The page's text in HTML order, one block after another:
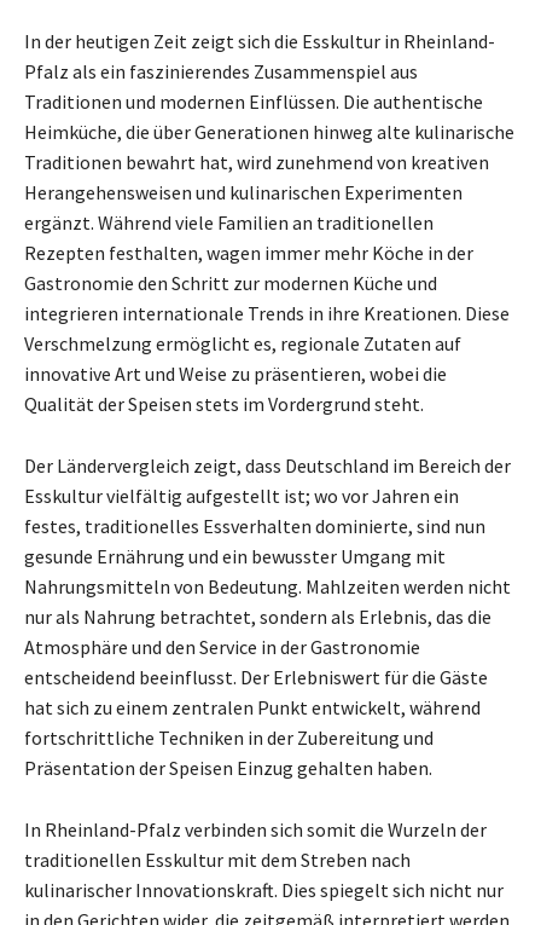
In der heutigen Zeit zeigt sich die Esskultur in Rheinland-
Pfalz als ein faszinierendes Zusammenspiel aus
Traditionen und modernen Einflüssen. Die authentische
Heimküche, die über Generationen hinweg alte kulinarische
Traditionen bewahrt hat, wird zunehmend von kreativen
Herangehensweisen und kulinarischen Experimenten
ergänzt. Während viele Familien an traditionellen
Rezepten festhalten, wagen immer mehr Köche in der
Gastronomie den Schritt zur modernen Küche und
integrieren internationale Trends in ihre Kreationen. Diese
Verschmelzung ermöglicht es, regionale Zutaten auf
innovative Art und Weise zu präsentieren, wobei die
Qualität der Speisen stets im Vordergrund steht.
Der Ländervergleich zeigt, dass Deutschland im Bereich der
Esskultur vielfältig aufgestellt ist; wo vor Jahren ein
festes, traditionelles Essverhalten dominierte, sind nun
gesunde Ernährung und ein bewusster Umgang mit
Nahrungsmitteln von Bedeutung. Mahlzeiten werden nicht
nur als Nahrung betrachtet, sondern als Erlebnis, das die
Atmosphäre und den Service in der Gastronomie
entscheidend beeinflusst. Der Erlebniswert für die Gäste
hat sich zu einem zentralen Punkt entwickelt, während
fortschrittliche Techniken in der Zubereitung und
Präsentation der Speisen Einzug gehalten haben.
In Rheinland-Pfalz verbinden sich somit die Wurzeln der
traditionellen Esskultur mit dem Streben nach
kulinarischer Innovationskraft. Dies spiegelt sich nicht nur
in den Gerichten wider, die zeitgemäß interpretiert werden,